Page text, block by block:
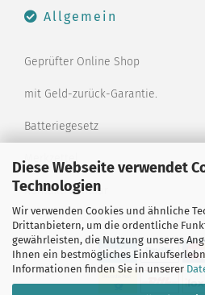
Diese Webseite verwendet
Technologien
Wir verwenden Cookies und ähnliche
Drittanbietern, um die ordentliche
gewährleisten, die Nutzung unseres
Ihnen ein bestmögliches
Informationen finden Sie in unserer
Allgemein
Geprüfter Online Shop
mit Geld-zurück-Garantie.
Batteriegesetz
Merkzettel
Kontaktformular